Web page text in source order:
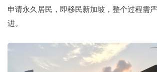
申请永久居民，即移民新加坡，整个过程需
进。